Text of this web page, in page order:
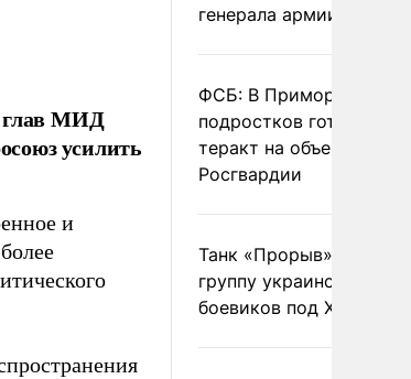
глав МИД
усилить
и
генерала армии
ФСБ: В Приморье трое
подростков готовили
теракт на объекте
Росгвардии
Танк «Прорыв»
группу украинских
боевиков под